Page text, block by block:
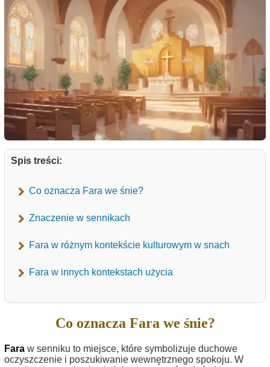
Spis treści:
Co oznacza Fara we śnie?
Znaczenie w sennikach
Fara w różnym kontekście kulturowym w snach
Fara w innych kontekstach użycia
Co oznacza Fara we śnie?
Fara w senniku to miejsce, które symbolizuje duchowe
oczyszczenie i poszukiwanie wewnętrznego spokoju. W